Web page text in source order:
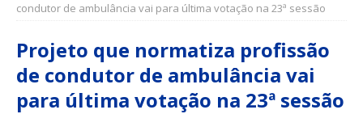
condutor de ambulância vai para última votação na 23ª sessão
Projeto que normatiza profissão
de condutor de ambulância vai
para última votação na 23ª sessão